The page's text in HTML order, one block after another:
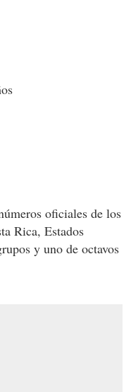
oficiales de los
Rica, Estados
y uno de octavos